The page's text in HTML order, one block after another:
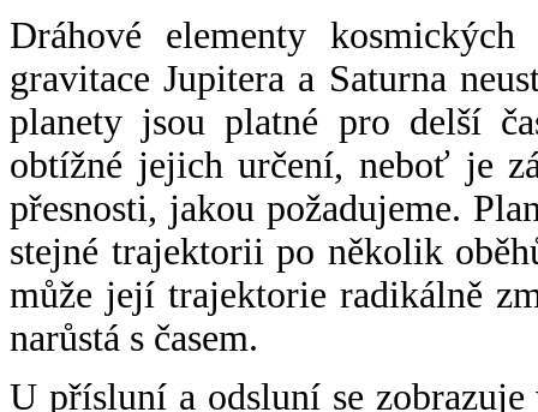
Dráhové elementy
gravitace Jupitera a Saturna
planety jsou platné pro delší
obtížné jejich určení, neboť je
přesnosti, jakou požadujeme.
stejné trajektorii po několik
může její trajektorie radikálně
narůstá s časem.
U přísluní a odsluní se